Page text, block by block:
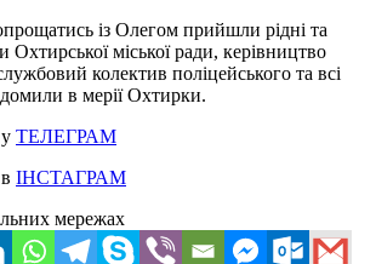
із Олегом прийшли рідні та
Охтирської міської ради, керівництво
колектив поліцейського та всі
в мерії Охтирки.
ТЕЛЕГРАМ
ІНСТАГРАМ
мережах